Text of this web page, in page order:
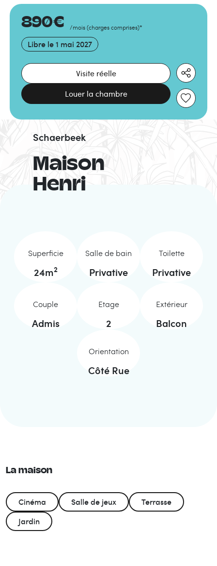
890€ /mois (charges comprises)*
Libre le 1 mai 2027
Visite réelle
Louer la chambre
Maison
Henri
Schaerbeek
Superficie
24m2
Salle de bain
Privative
Toilette
Privative
Couple
Admis
Etage
2
Extérieur
Balcon
Orientation
Côté Rue
La maison
Cinéma Salle de jeux
Terrasse
Jardin